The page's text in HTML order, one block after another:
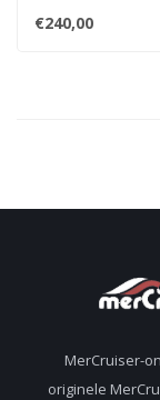
varen uw boot
controle.
€240,00
MerCruiser-
originele